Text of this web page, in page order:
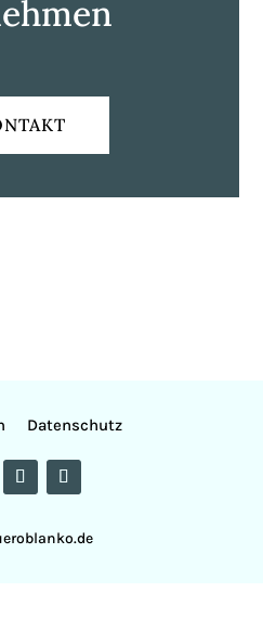
Datenschutz